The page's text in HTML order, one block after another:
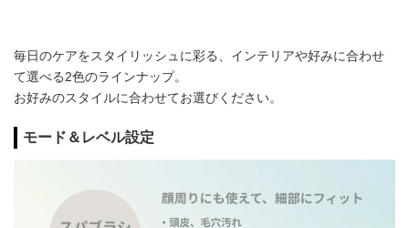
毎日のケアをスタイリッシュに彩る、インテリアや好みに合わせ
て選べる2色のラインナップ。
お好みのスタイルに合わせてお選びください。
モード＆レベル設定